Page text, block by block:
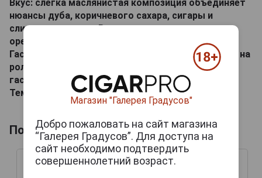
Вкус: слегка маслянистая композиция объединяет
нюансы дуба, коричневого сахара, сигары и
сливочного крема. В послевкусии заметны
ореховые акценты.
Гастрономическое сочетание: продукт подходит на
роль дижестива и гармонирует с блюдами
гасконской кухни.
Температура сервировки: 20-22 °C.
Похожие арманьяки
Магазин "Галерея Градусов"
Добро пожаловать на сайт магазина
“Галерея Градусов”. Для доступа на
сайт необходимо подтвердить
совершеннолетний возраст.